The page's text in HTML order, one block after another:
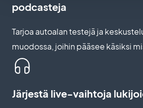
podcasteja
Tarjoa autoalan testejä ja
muodossa, joihin pääsee käsiksi
Järjestä live-vaihtoja